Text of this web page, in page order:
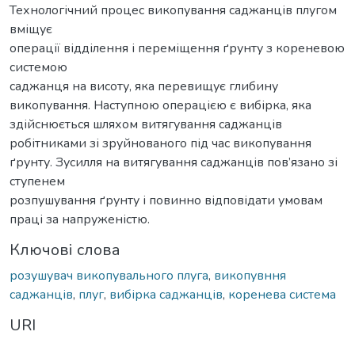
Технологічний процес викопування саджанців плугом
вміщує
операції відділення і переміщення ґрунту з кореневою
системою
саджанця на висоту, яка перевищує глибину
викопування. Наступною операцією є вибірка, яка
здійснюється шляхом витягування саджанців
робітниками зі зруйнованого під час викопування
ґрунту. Зусилля на витягування саджанців пов’язано зі
ступенем
розпушування ґрунту і повинно відповідати умовам
праці за напруженістю.
Ключові слова
розушувач викопувального плуга, викопувння
саджанців, плуг, вибірка саджанців, коренева система
URI